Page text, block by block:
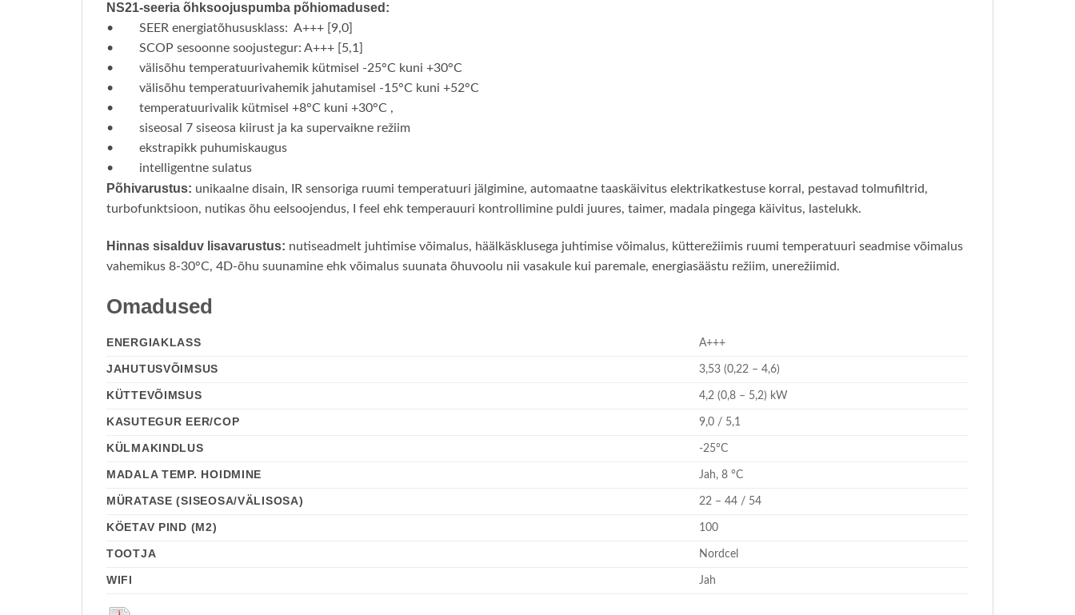
NS21-seeria õhksoojuspumba põhiomadused:
• SEER energiatõhususklass: A+++ [9,0]
• SCOP sesoonne soojustegur: A+++ [5,1]
• välisõhu temperatuurivahemik kütmisel -25°C kuni +30°C
• välisõhu temperatuurivahemik jahutamisel -15°C kuni +52°C
• temperatuurivalik kütmisel +8°C kuni +30°C ,
• siseosal 7 siseosa kiirust ja ka supervaikne režiim
• ekstrapikk puhumiskaugus
• intelligentne sulatus
Põhivarustus: unikaalne disain, IR sensoriga ruumi temperatuuri jälgimine, automaatne taaskäivitus elektrikatkestuse korral, pestavad tolmufiltrid,
turbofunktsioon, nutikas õhu eelsoojendus, I feel ehk temperauuri kontrollimine puldi juures, taimer, madala pingega käivitus, lastelukk.
Hinnas sisalduv lisavarustus: nutiseadmelt juhtimise võimalus, häälkäsklusega juhtimise võimalus, kütterežiimis ruumi temperatuuri seadmise võimalus
vahemikus 8-30°C, 4D-õhu suunamine ehk võimalus suunata õhuvoolu nii vasakule kui paremale, energiasäästu režiim, unerežiimid.
Omadused
ENERGIAKLASS A+++
JAHUTUSVÕIMSUS 3,53 (0,22 – 4,6)
KÜTTEVÕIMSUS 4,2 (0,8 – 5,2) kW
KASUTEGUR EER/COP 9,0 / 5,1
KÜLMAKINDLUS -25°C
MADALA TEMP. HOIDMINE Jah, 8 °C
MÜRATASE (SISEOSA/VÄLISOSA) 22 – 44 / 54
KÖETAV PIND (M2) 100
TOOTJA Nordcel
WIFI Jah